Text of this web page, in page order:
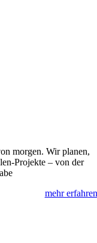
morgen. Wir planen,
Projekte – von der
mehr erfahren